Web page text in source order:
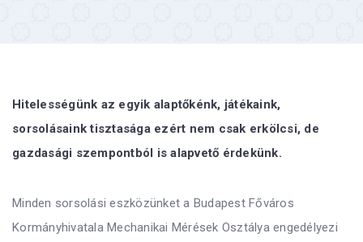
Hitelességünk az egyik alaptőkénk, játékaink,
sorsolásaink tisztasága ezért nem csak erkölcsi, de
gazdasági szempontból is alapvető érdekünk.
Minden sorsolási eszközünket a Budapest Főváros
Kormányhivatala Mechanikai Mérések Osztálya engedélyezi